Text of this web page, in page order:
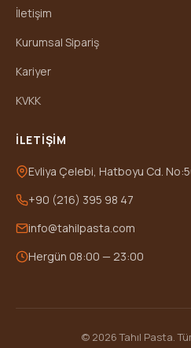
İletişim
Kurumsal Sipariş
Kariyer
KVKK
İLETIŞIM
Evliya Çelebi, Hatboyu Cd.
+90 (216) 395 98 47
info@tahilpasta.com
Hergün 08:00 — 23:00
© 2026 Tahıl Pasta.